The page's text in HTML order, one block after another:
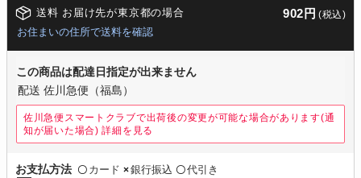
送料 お届け先が東京都の場合 902円 (税込)
お住まいの住所で送料を確認
この商品は配達日指定が出来ません
配送 佐川急便（福島）
佐川急便スマートクラブで出荷後の変更が可能な場合があります(通
知が届いた場合) 詳細を見る
お支払方法 〇 カード ×銀行振込 〇代引き